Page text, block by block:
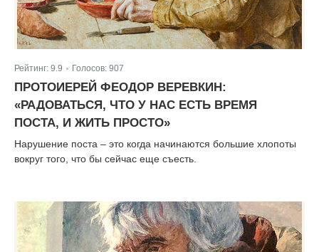
Рейтинг: 9.9 Голосов: 907
ПРОТОИЕРЕЙ ФЕОДОР ВЕРЕВКИН:
«РАДОВАТЬСЯ, ЧТО У НАС ЕСТЬ ВРЕМЯ
ПОСТА, И ЖИТЬ ПРОСТО»
Нарушение поста – это когда начинаются большие хлопоты
вокруг того, что бы сейчас еще съесть.